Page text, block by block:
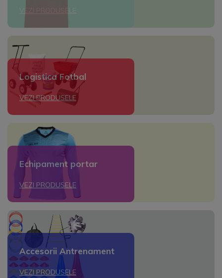
VEZI PRODUSELE
Logistica Fotbal
VEZI PRODUSELE
Echipament portar
VEZI PRODUSELE
Accesorii Antrenament
VEZI PRODUSELE